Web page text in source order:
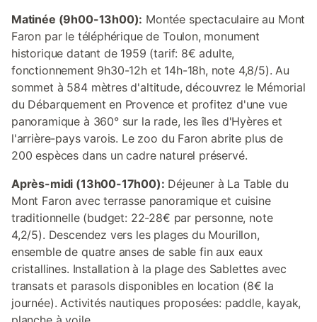
Matinée (9h00-13h00): Montée spectaculaire au Mont
Faron par le téléphérique de Toulon, monument
historique datant de 1959 (tarif: 8€ adulte,
fonctionnement 9h30-12h et 14h-18h, note 4,8/5). Au
sommet à 584 mètres d'altitude, découvrez le Mémorial
du Débarquement en Provence et profitez d'une vue
panoramique à 360° sur la rade, les îles d'Hyères et
l'arrière-pays varois. Le zoo du Faron abrite plus de
200 espèces dans un cadre naturel préservé.
Après-midi (13h00-17h00): Déjeuner à La Table du
Mont Faron avec terrasse panoramique et cuisine
traditionnelle (budget: 22-28€ par personne, note
4,2/5). Descendez vers les plages du Mourillon,
ensemble de quatre anses de sable fin aux eaux
cristallines. Installation à la plage des Sablettes avec
transats et parasols disponibles en location (8€ la
journée). Activités nautiques proposées: paddle, kayak,